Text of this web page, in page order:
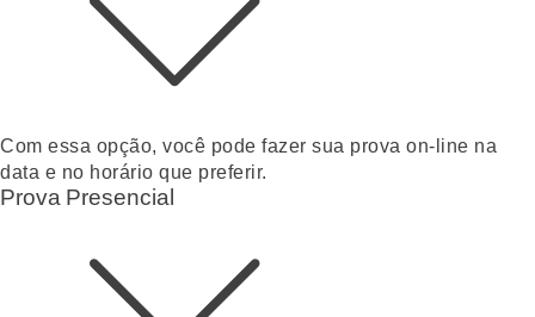
Com essa opção, você pode fazer sua prova on-line na
data e no horário que preferir.
Prova Presencial